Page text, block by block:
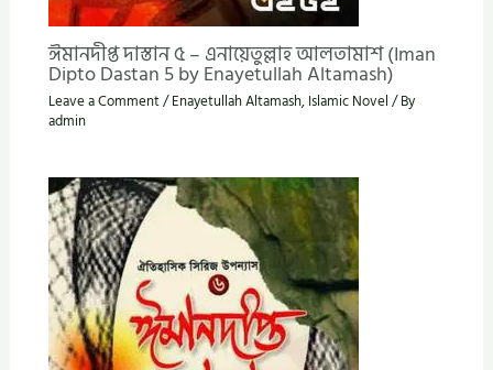
ঈমানদীপ্ত দাস্তান ৫ – এনায়েতুল্লাহ আলতামাশ (Iman
Dipto Dastan 5 by Enayetullah Altamash)
Leave a Comment/Enayetullah Altamash, Islamic Novel / By
admin